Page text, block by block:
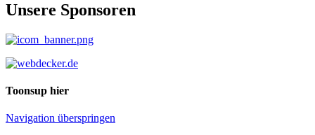
Unsere Sponsoren
Toonsup hier
Navigation überspringen